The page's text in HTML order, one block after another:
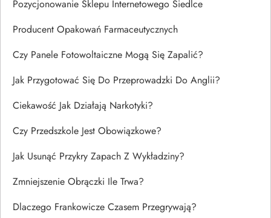
Pozycjonowanie Sklepu Internetowego Siedlce
Producent Opakowań Farmaceutycznych
Czy Panele Fotowoltaiczne Mogą Się Zapalić?
Jak Przygotować Się Do Przeprowadzki Do Anglii?
Ciekawość Jak Działają Narkotyki?
Czy Przedszkole Jest Obowiązkowe?
Jak Usunąć Przykry Zapach Z Wykładziny?
Zmniejszenie Obrączki Ile Trwa?
Dlaczego Frankowicze Czasem Przegrywają?